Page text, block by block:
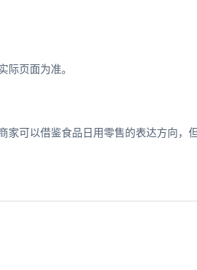
际页面为准。
可以借鉴食品日用零售的表达方向，